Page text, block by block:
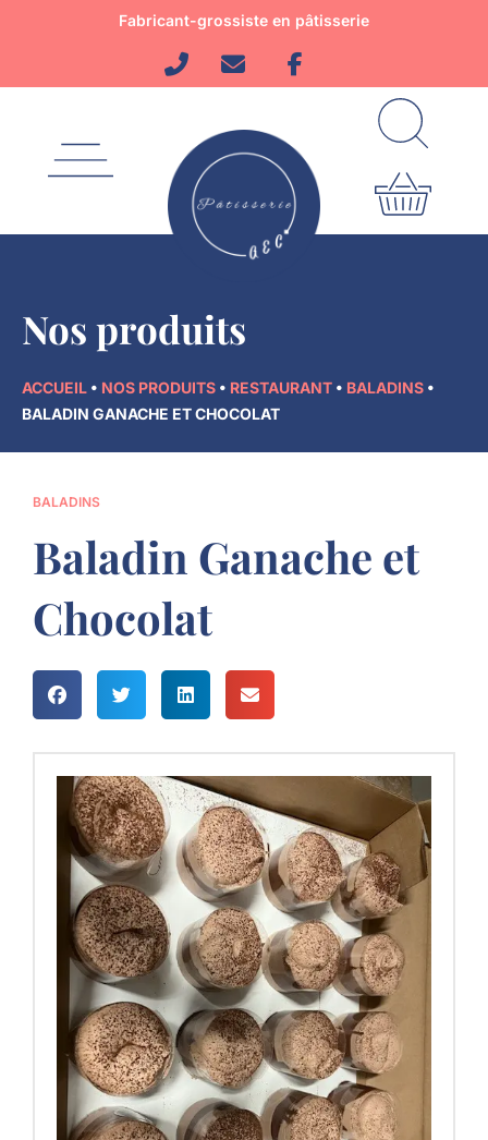
Fabricant-grossiste en pâtisserie
Nos produits
ACCUEIL • NOS PRODUITS • RESTAURANT • BALADINS •
BALADIN GANACHE ET CHOCOLAT
BALADINS
Baladin Ganache et
Chocolat